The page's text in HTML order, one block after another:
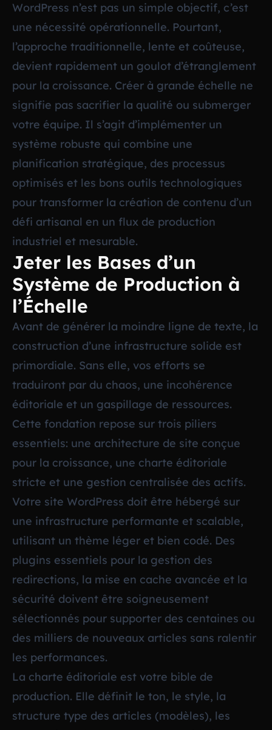
WordPress n’est pas un simple objectif, c’est
une nécessité opérationnelle. Pourtant,
l’approche traditionnelle, lente et coûteuse,
devient rapidement un goulot d’étranglement
pour la croissance. Créer à grande échelle ne
signifie pas sacrifier la qualité ou submerger
votre équipe. Il s’agit d’implémenter un
système robuste qui combine une
planification stratégique, des processus
optimisés et les bons outils technologiques
pour transformer la création de contenu d’un
défi artisanal en un flux de production
industriel et mesurable.
Jeter les Bases d’un
Système de Production à
l’Échelle
Avant de générer la moindre ligne de texte, la
construction d’une infrastructure solide est
primordiale. Sans elle, vos efforts se
traduiront par du chaos, une incohérence
éditoriale et un gaspillage de ressources.
Cette fondation repose sur trois piliers
essentiels: une architecture de site conçue
pour la croissance, une charte éditoriale
stricte et une gestion centralisée des actifs.
Votre site WordPress doit être hébergé sur
une infrastructure performante et scalable,
utilisant un thème léger et bien codé. Des
plugins essentiels pour la gestion des
redirections, la mise en cache avancée et la
sécurité doivent être soigneusement
sélectionnés pour supporter des centaines ou
des milliers de nouveaux articles sans ralentir
les performances.
La charte éditoriale est votre bible de
production. Elle définit le ton, le style, la
structure type des articles (modèles), les